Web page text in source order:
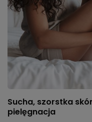
Sucha, szorstka
pielęgnacja